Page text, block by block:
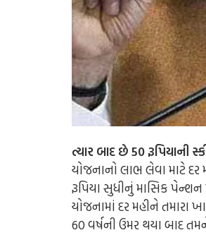
ત્યાર બાદ છે 50 રૂપિયાની
યોજનાનો લાભ લેવા માટે
રૂપિયા સુધીનું માસિક
યોજનામાં દર મહીને તમારા
60 વર્ષની ઉમર થયા બાદ